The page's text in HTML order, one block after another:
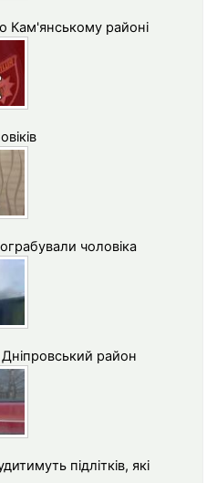
Кам'янському районі
чоловіка
район
підлітків, які